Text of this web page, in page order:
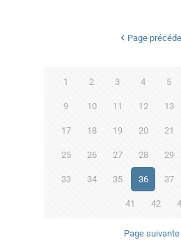
Page
1 2 3 4 5
9 10 11 12 13
17 18 19 20 21
25 26 27 28 29
33 34 35 36 37
41 42
Page suivante